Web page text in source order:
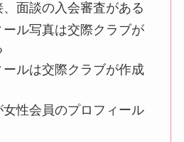
面談の入会審査がある
ル写真は交際クラブが
ルは交際クラブが作成
性会員のプロフィール